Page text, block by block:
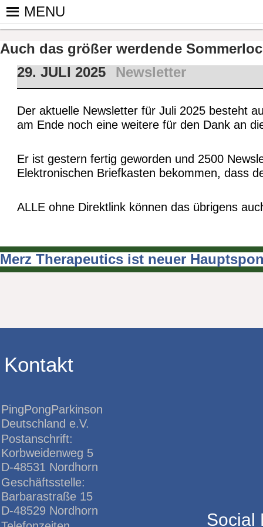
Skip
PINGPONGPARKINSON
ist der bundesweite Zusammenschluss von
Tischtennis – überwiegend ehrenamtlich um
MENU
Auch das größer werdende
29. JULI 2025
Newsletter
Der aktuelle Newsletter für Juli 2025 besteht
am Ende noch eine weitere für den Dank an
Er ist gestern fertig geworden und 2500
Elektronischen Briefkasten bekommen, dass
ALLE ohne Direktlink können das übrigens
Beitragsnavigation
Merz Therapeutics ist neuer
Kontakt
PingPongParkinson
Deutschland e.V.
Postanschrift:
Korbweidenweg 5
D-48531 Nordhorn
Geschäftsstelle:
Barbarastraße 15
D-48529 Nordhorn
Social